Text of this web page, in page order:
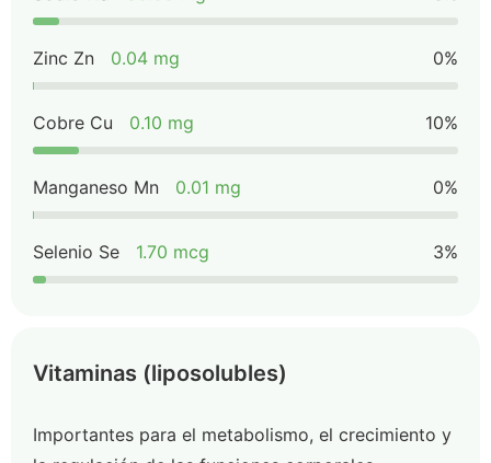
Zinc Zn 0.04 mg 0%
Cobre Cu 0.10 mg 10%
Manganeso Mn 0.01 mg 0%
Selenio Se 1.70 mcg 3%
Vitaminas (liposolubles)
Importantes para el metabolismo, el crecimiento y